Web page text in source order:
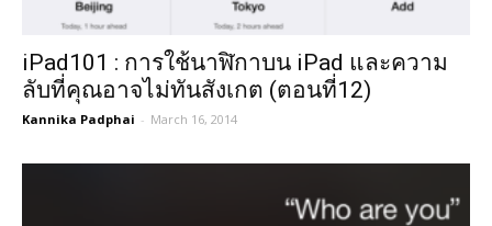
iPad101 : การใช้นาฬิกาบน iPad และความ
ลับที่คุณอาจไม่ทันสังเกต (ตอนที่12)
Kannika Padphai - March 16, 2014